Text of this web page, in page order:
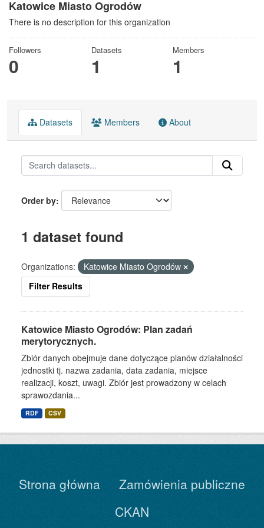
Katowice Miasto Ogrodów
There is no description for this organization
Followers
0
Datasets
1
Members
1
Datasets Members About
Order by
1 dataset found
Organizations:
Katowice Miasto Ogrodów
Filter Results
Katowice Miasto Ogrodów: Plan zadań
merytorycznych.
Zbiór danych obejmuje dane dotyczące planów działalności
jednostki tj. nazwa zadania, data zadania, miejsce
realizacji, koszt, uwagi. Zbiór jest prowadzony w celach
sprawozdania...
RDF CSV
Strona główna
Zamówienia publiczne
CKAN